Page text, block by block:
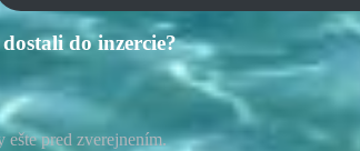
do inzercie?
ešte pred zverejnením.